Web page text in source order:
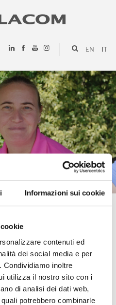
Informazioni sui cookie
contenuti ed
dei social media e per
Condividiamo inoltre
utilizza il nostro sito con i
di analisi dei dati web,
potrebbero combinarle
EN